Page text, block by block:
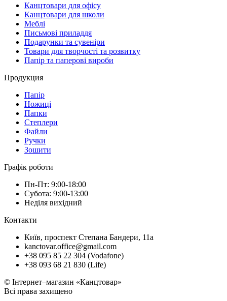
Канцтовари для офісу
Канцтовари для школи
Меблі
Письмові приладдя
Подарунки та сувеніри
Товари для творчості та розвитку
Папір та паперові вироби
Продукция
Папір
Ножиці
Папки
Степлери
Файли
Ручки
Зошити
Графік роботи
Пн-Пт: 9:00-18:00
Субота: 9:00-13:00
Неділя вихідний
Контакти
Київ, проспект Степана Бандери, 11а
kanctovar.office@gmail.com
+38 095 85 22 304 (Vodafone)
+38 093 68 21 830 (Life)
© Інтернет–магазин «Канцтовар»
Всі права захищено